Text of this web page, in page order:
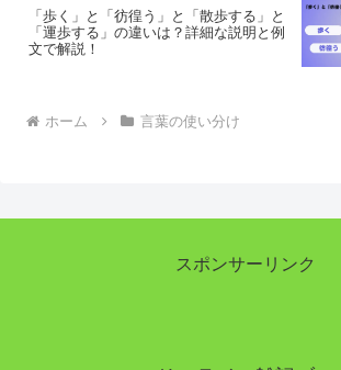
「歩く」と「彷徨う」と「散歩する」と
「運歩する」の違いは？詳細な説明と例
文で解説！
ホーム 言葉の使い分け
スポンサーリンク